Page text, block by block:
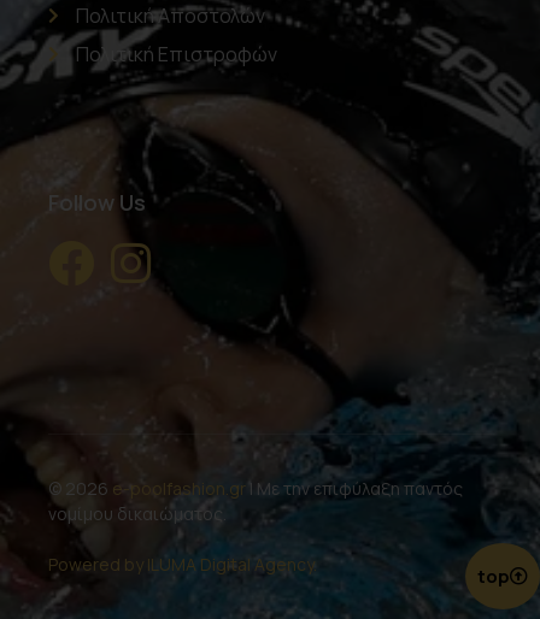
Πολιτική Αποστολών
Πολιτική Επιστροφών
Follow Us
© 2026 e-poolfashion.gr | Με την επιφύλαξη παντός
νομίμου δικαιώματος.
Powered by ILUMA Digital Agency. top